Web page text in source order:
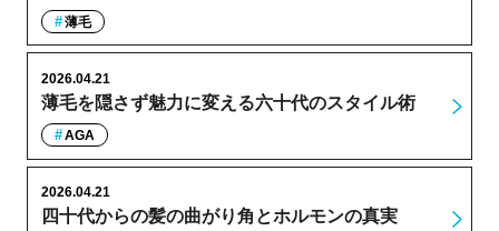
薄毛
薄毛を隠さず魅力に変える六十代のスタイル術
2026.04.21
AGA
四十代からの髪の曲がり角とホルモンの真実
2026.04.21